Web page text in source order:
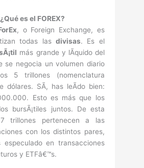
es el FOREX?
, o Foreign Exchange, es
todas las divisas. Es el
más grande y lÃ­quido del
se negocia un volumen diario
5 trillones (nomenclatura
dólares. SÃ­, has leÃ­do bien:
Esto es más que los
bursÃ¡tiles juntos. De esta
trillones pertenecen a las
con los distintos pares,
en transacciones
y ETFâ€™s.